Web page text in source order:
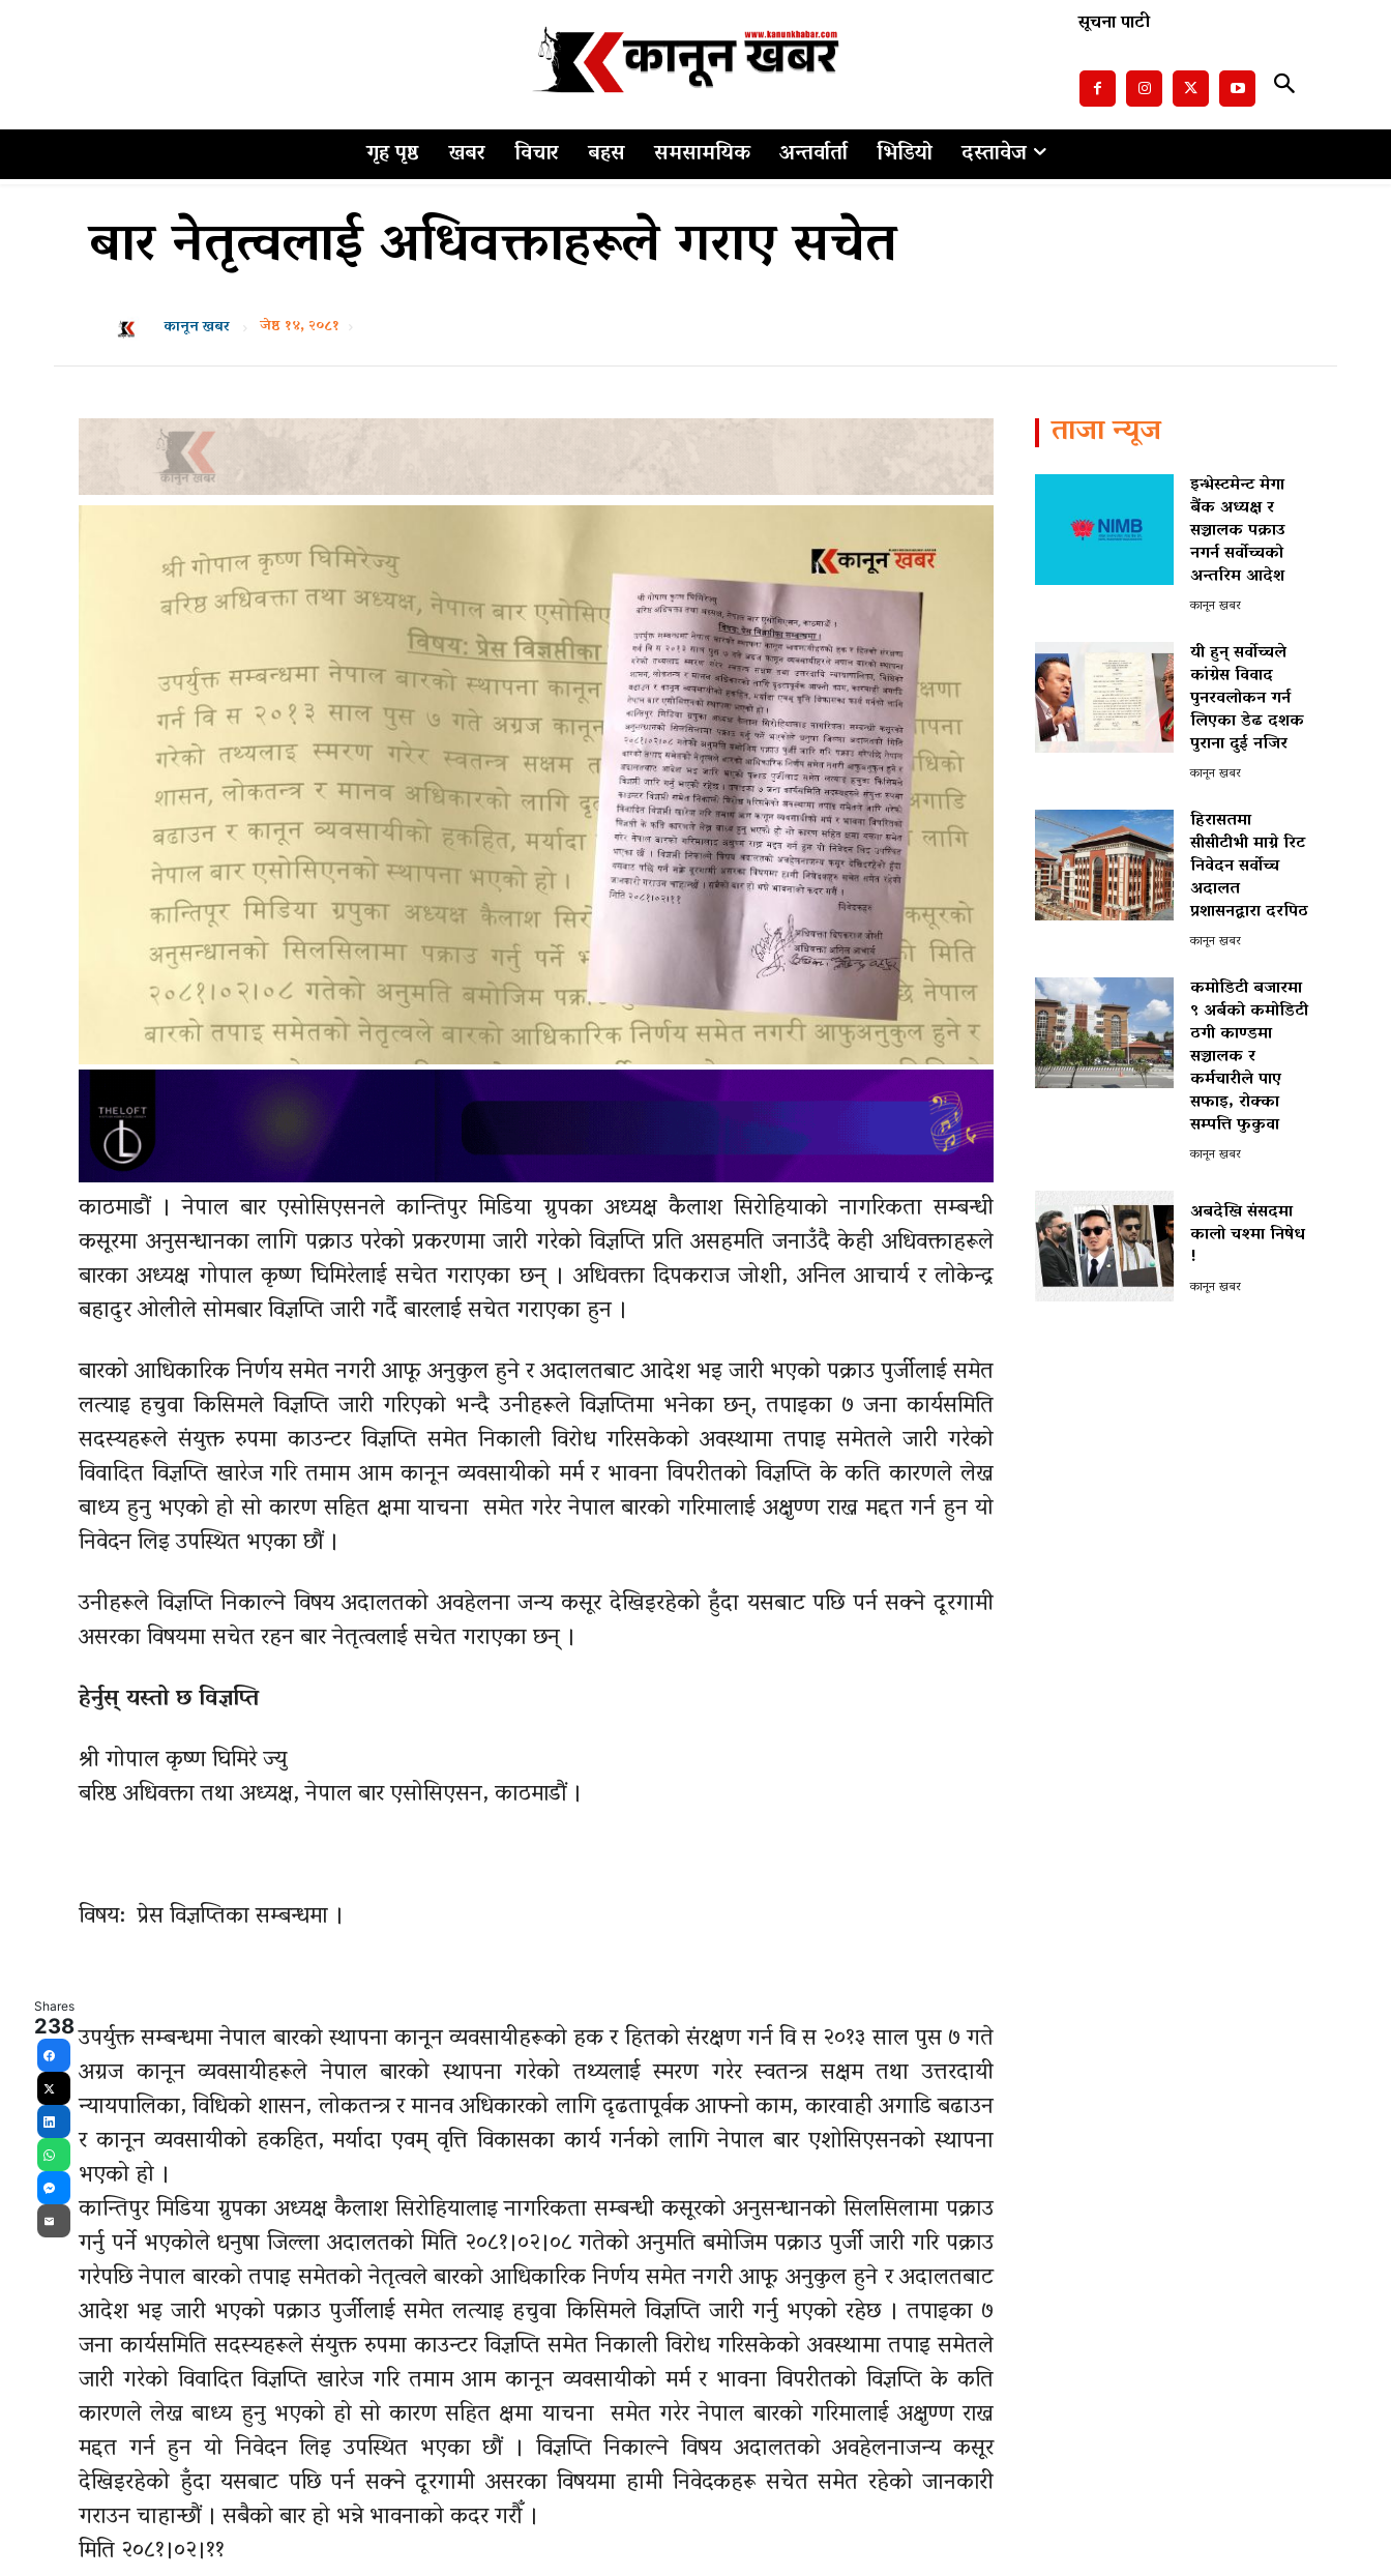
सूचना पाटी
गृह पृष्ठ खबर विचार बहस समसामयिक अन्तर्वार्ता भिडियो दस्तावेज
बार नेतृत्वलाई अधिवक्ताहरूले गराए सचेत
कानून खबर जेष्ठ १४, २०८१
काठमाडौं । नेपाल बार एसोसिएसनले कान्तिपुर मिडिया ग्रुपका अध्यक्ष कैलाशसिरोहियाको नागरिकता सम्बन्धी
कसूरमा अनुसन्धानका लागि पक्राउ परेको प्रकरणमा जारी गरेको विज्ञप्ति प्रति असहमति जनाउँदै केही अधिवक्ताहरूले
बारका अध्यक्ष गोपाल कृष्ण घिमिरेलाई सचेत गराएका छन् । अधिवक्ता दिपकराज जोशी, अनिल आचार्य र लोकेन्द्र
बहादुर ओलीले सोमबार विज्ञप्ति जारी गर्दै बारलाई सचेत गराएका हुन ।
बारको आधिकारिक निर्णय समेत नगरी आफू अनुकुल हुने र अदालतबाट आदेश भइ जारी भएको पक्राउ पुर्जीलाई समेत
लत्याइ हचुवा किसिमले विज्ञप्ति जारी गरिएको भन्दै उनीहरूले विज्ञप्तिमा भनेका छन्, तपाइका ७ जना कार्यसमिति
सदस्यहरूले संयुक्त रुपमा काउन्टर विज्ञप्ति समेत निकाली विरोध गरिसकेको अवस्थामा तपाइ समेतले जारी गरेको
विवादित विज्ञप्ति खारेज गरि तमाम आम कानून व्यवसायीको मर्म र भावना विपरीतको विज्ञप्ति के कति कारणले लेख्न
बाध्य हुनु भएको हो सो कारण सहित क्षमा याचना समेत गरेर नेपाल बारको गरिमालाई अक्षुण्ण राख्न मद्दत गर्न हुन यो
निवेदन लिइ उपस्थित भएका छौं ।
उनीहरूले विज्ञप्ति निकाल्ने विषय अदालतको अवहेलना जन्य कसूर देखिइरहेको हुँदा यसबाट पछि पर्न सक्ने दूरगामी
असरका विषयमा सचेत रहन बार नेतृत्वलाई सचेत गराएका छन् ।
हेर्नुस् यस्तो छ विज्ञप्ति
श्री गोपाल कृष्ण घिमिरेज्यु
बरिष्ठ अधिवक्ता तथा अध्यक्ष, नेपाल बार एसोसिएसन, काठमाडौं ।
विषय: प्रेस विज्ञप्तिका सम्बन्धमा ।
उपर्युक्त सम्बन्धमा नेपाल बारको स्थापना कानून व्यवसायीहरूको हक र हितको संरक्षण गर्न वि स २०१३ साल पुस ७ गते
अग्रज कानून व्यवसायीहरूले नेपाल बारको स्थापना गरेको तथ्यलाई स्मरण गरेर स्वतन्त्र सक्षम तथा उत्तरदायी
न्यायपालिका, विधिको शासन, लोकतन्त्र र मानव अधिकारको लागि दृढतापूर्वक आफ्नो काम, कारवाही अगाडि बढाउन
र कानून व्यवसायीको हकहित, मर्यादा एवम् वृत्ति विकासका कार्य गर्नको लागि नेपाल बार एशोसिएसनको स्थापना
भएको हो ।
कान्तिपुर मिडिया ग्रुपका अध्यक्ष कैलाशसिरोहियालाइनागरिकता सम्बन्धी कसूरको अनुसन्धानको सिलसिलामा पक्राउ
गर्नु पर्ने भएकोले धनुषा जिल्ला अदालतको मिति२०८१।०२।०८गतेको अनुमति बमोजिम पक्राउ पुर्जी जारी गरि पक्राउ
गरेपछि नेपाल बारको तपाइ समेतको नेतृत्वले बारको आधिकारिक निर्णय समेत नगरी आफू अनुकुल हुने र अदालतबाट
आदेश भइ जारी भएको पक्राउ पुर्जीलाई समेत लत्याइ हचुवा किसिमले विज्ञप्ति जारी गर्नु भएको रहेछ । तपाइका ७
जना कार्यसमिति सदस्यहरूले संयुक्त रुपमा काउन्टर विज्ञप्‍ति समेत निकाली विरोध गरिसकेको अवस्थामा तपाइ समेतले
जारी गरेको विवादित विज्ञप्ति खारेज गरि तमाम आम कानून व्यवसायीको मर्म र भावना विपरीतको विज्ञप्ति के कति
कारणले लेख्न बाध्य हुनु भएको हो सो कारण सहित क्षमा याचना समेत गरेर नेपाल बारको गरिमालाई अक्षुण्ण राख्न
मद्दत गर्न हुन यो निवेदन लिइ उपस्थित भएका छौं । विज्ञप्ति निकाल्ने विषय अदालतकोअवहेलनाजन्यकसूर
देखिइरहेको हुँदा यसबाट पछि पर्न सक्ने दूरगामी असरका विषयमा हामी निवेदकहरू सचेत समेत रहेको जानकारी
गराउनचाहान्छौं। सबैको बार हो भन्ने भावनाको कदर गरौँ ।
मिति२०८१।०२।११
ताजा न्यूज
इन्भेस्टमेन्ट मेगा
बैंक अध्यक्ष र
सञ्चालक पक्राउ
नगर्न सर्वोच्चको
अन्तरिम आदेश
कानून खबर
यी हुन् सर्वोच्चले
कांग्रेस विवाद
पुनरवलोकन गर्न
लिएका डेढ दशक
पुराना दुई नजिर
कानून खबर
हिरासतमा
सीसीटीभी माग्ने रिट
निवेदन सर्वोच्च
अदालत
प्रशासनद्वारा दरपिठ
कानून खबर
कमोडिटी बजारमा
९ अर्बको कमोडिटी
ठगी काण्डमा
सञ्चालक र
कर्मचारीले पाए
सफाइ, रोक्का
सम्पत्ति फुकुवा
कानून खबर
अबदेखि संसदमा
कालो चश्मा निषेध
!
कानून खबर
Shares
238
Facebook
X
LinkedIn
WhatsApp
Messenger
Email